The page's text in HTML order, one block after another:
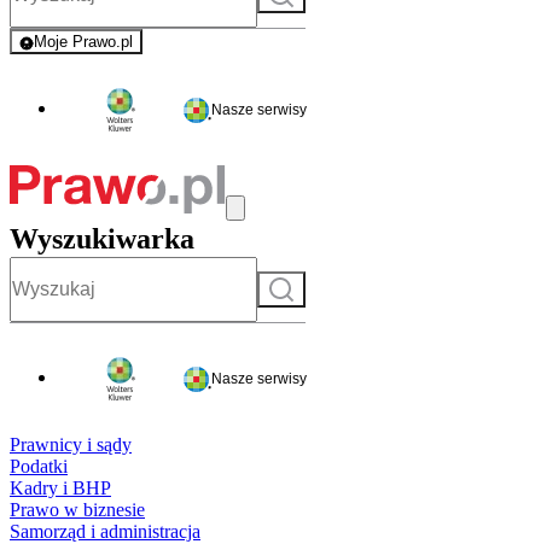
Moje Prawo.pl
- rejestracja i logowanie do serwisu
Nasze serwisy
Wyszukiwarka
Szukaj
Nasze serwisy
Prawnicy i sądy
Podatki
Kadry i BHP
Prawo w biznesie
Samorząd i administracja